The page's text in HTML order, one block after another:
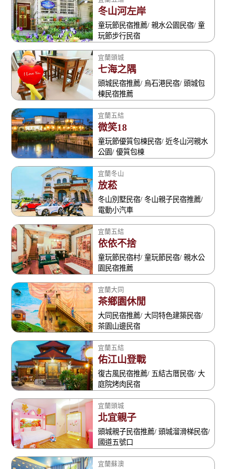
冬山河左岸
童玩節民宿推薦/ 親水公園民宿/ 童
玩節步行民宿
宜蘭頭城
七海之隅
頭城民宿推薦/ 烏石港民宿/ 頭城包
棟民宿推薦
宜蘭五結
微笑18
童玩節優質包棟民宿/ 近冬山河親水
公園/ 優質包棟
宜蘭冬山
放菘
冬山別墅民宿/ 冬山親子民宿推薦/
電動小汽車
宜蘭五結
依依不捨
童玩節民宿村/ 童玩節民宿/ 親水公
園民宿推薦
宜蘭大同
茶鄉園休閒
大同民宿推薦/ 大同特色建築民宿/
茶園山邊民宿
宜蘭五結
佑江山登戰
復古風民宿推薦/ 五結古厝民宿/ 大
庭院烤肉民宿
宜蘭頭城
北宜親子
頭城親子民宿推薦/ 頭城溜滑梯民宿/
國道五號口
宜蘭蘇澳